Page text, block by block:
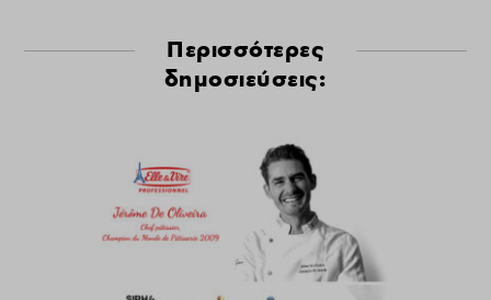
Περισσότερες
δημοσιεύσεις: